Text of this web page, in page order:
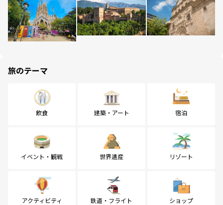
旅のテーマ
飲食 建築・アート 宿泊
イベント・観戦 世界遺産 リゾート
アクティビティ 鉄道・フライト ショップ